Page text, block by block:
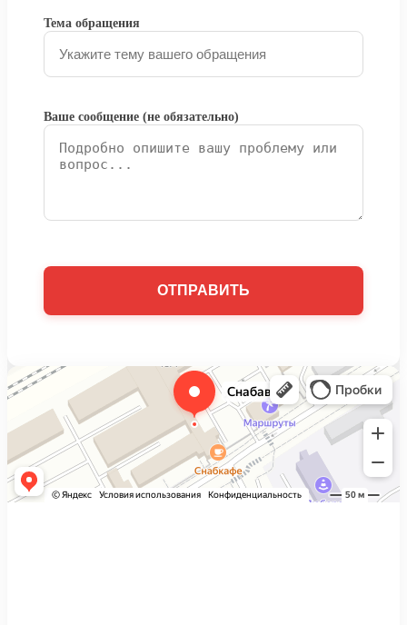
Тема обращения
Ваше сообщение (не обязательно)